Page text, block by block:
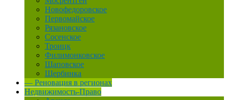
Новофедоровское
Первомайское
Рязановское
Сосенское
Троицк
Филимонковское
Щаповское
Щербинка
— Реновация в регионах
Недвижимость-Право